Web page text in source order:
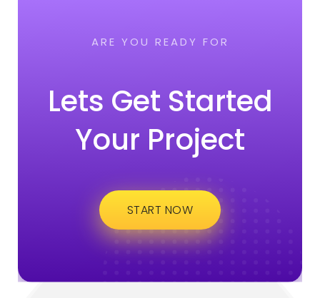
ARE YOU READY FOR
Lets Get Started
Your Project
START NOW